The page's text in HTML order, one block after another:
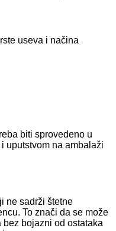
useva i načina
biti sprovedeno u
uputstvom na ambalaži
ne sadrži štetne
To znači da se može
bez bojazni od ostataka